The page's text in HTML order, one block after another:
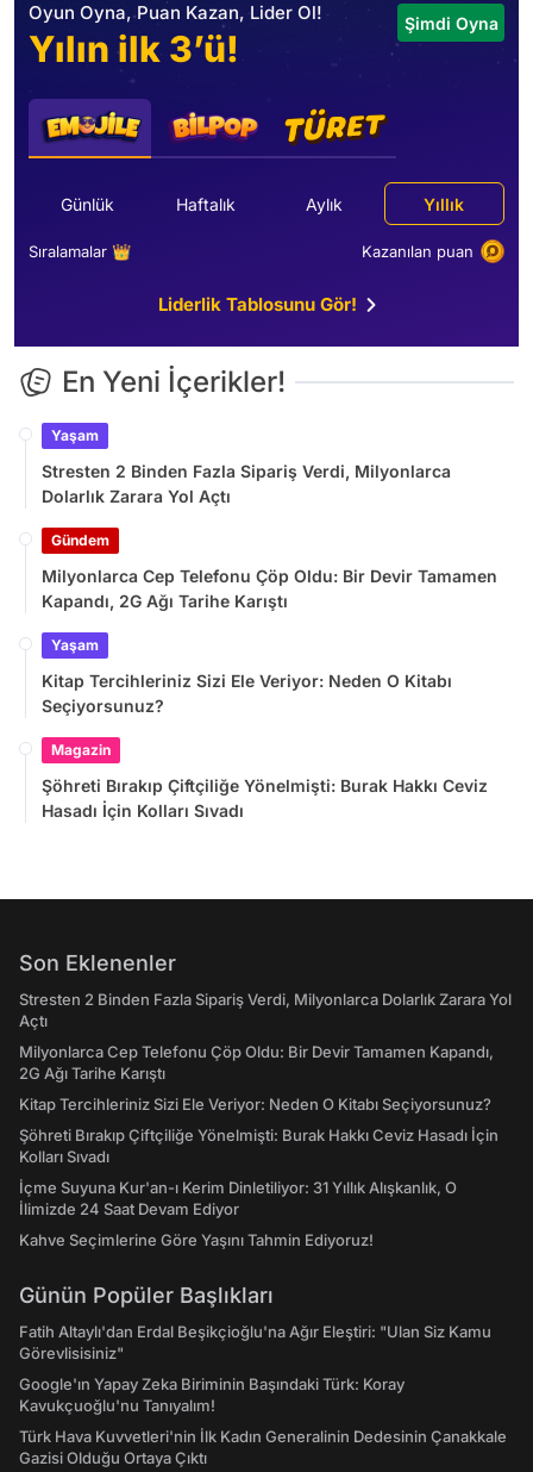
Oyun Oyna, Puan Kazan, Lider Ol!
Yılın ilk 3’ü!
Şimdi Oyna
Günlük Haftalık Aylık Yıllık
Sıralamalar 👑 Kazanılan puan
Liderlik Tablosunu Gör!
En Yeni İçerikler!
Yaşam
Stresten 2 Binden Fazla Sipariş Verdi, Milyonlarca
Dolarlık Zarara Yol Açtı
Gündem
Milyonlarca Cep Telefonu Çöp Oldu: Bir Devir Tamamen
Kapandı, 2G Ağı Tarihe Karıştı
Yaşam
Kitap Tercihleriniz Sizi Ele Veriyor: Neden O Kitabı
Seçiyorsunuz?
Magazin
Şöhreti Bırakıp Çiftçiliğe Yönelmişti: Burak Hakkı Ceviz
Hasadı İçin Kolları Sıvadı
Son Eklenenler
Stresten 2 Binden Fazla Sipariş Verdi, Milyonlarca Dolarlık Zarara Yol
Açtı
Milyonlarca Cep Telefonu Çöp Oldu: Bir Devir Tamamen Kapandı,
2G Ağı Tarihe Karıştı
Kitap Tercihleriniz Sizi Ele Veriyor: Neden O Kitabı Seçiyorsunuz?
Şöhreti Bırakıp Çiftçiliğe Yönelmişti: Burak Hakkı Ceviz Hasadı İçin
Kolları Sıvadı
İçme Suyuna Kur'an-ı Kerim Dinletiliyor: 31 Yıllık Alışkanlık, O
İlimizde 24 Saat Devam Ediyor
Kahve Seçimlerine Göre Yaşını Tahmin Ediyoruz!
Günün Popüler Başlıkları
Fatih Altaylı'dan Erdal Beşikçioğlu'na Ağır Eleştiri: "Ulan Siz Kamu
Görevlisisiniz"
Google'ın Yapay Zeka Biriminin Başındaki Türk: Koray
Kavukçuoğlu'nu Tanıyalım!
Türk Hava Kuvvetleri'nin İlk Kadın Generalinin Dedesinin Çanakkale
Gazisi Olduğu Ortaya Çıktı